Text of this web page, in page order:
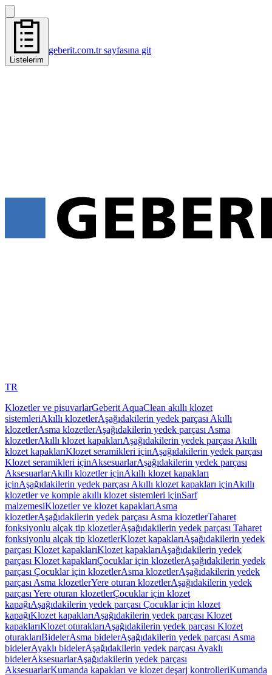
Listelerim
geberit.com.tr sayfasına git
TR
Klozetler ve pisuvarlarGeberit AquaClean akıllı klozet
sistemleriAkıllı klozetlerAşağıdakilerin yedek parçası Akıllı
klozetlerAsma klozetlerAşağıdakilerin yedek parçası Asma
klozetlerAkıllı klozet kapaklarıAşağıdakilerin yedek parçası Akıllı
klozet kapaklarıKlozet seramikleri içinAşağıdakilerin yedek parçası
Klozet seramikleri içinAksesuarlarAşağıdakilerin yedek parçası
AksesuarlarAkıllı klozetler içinAkıllı klozet kapakları
içinAşağıdakilerin yedek parçası Akıllı klozet kapakları içinAkıllı
klozetler ve komple akıllı klozet sistemleri içinSarf
malzemesiKlozetler ve klozet kapaklarıAsma
klozetlerAşağıdakilerin yedek parçası Asma klozetlerTaharet
fonksiyonlu alçak tip klozetlerAşağıdakilerin yedek parçası Taharet
fonksiyonlu alçak tip klozetlerKlozet kapaklarıAşağıdakilerin yedek
parçası Klozet kapaklarıKlozet kapaklarıAşağıdakilerin yedek
parçası Klozet kapaklarıÇocuklar için klozetlerAşağıdakilerin yedek
parçası Çocuklar için klozetlerAsma klozetlerAşağıdakilerin yedek
parçası Asma klozetlerYere oturan klozetlerAşağıdakilerin yedek
parçası Yere oturan klozetlerÇocuklar için klozet
kapağıAşağıdakilerin yedek parçası Çocuklar için klozet
kapağıKlozet kapaklarıAşağıdakilerin yedek parçası Klozet
kapaklarıKlozet oturaklarıAşağıdakilerin yedek parçası Klozet
oturaklarıBidelerAsma bidelerAşağıdakilerin yedek parçası Asma
bidelerAyaklı bidelerAşağıdakilerin yedek parçası Ayaklı
bidelerAksesuarlarAşağıdakilerin yedek parçası
AksesuarlarKumanda kapakları ve klozet deşarj kontrolleriKumanda